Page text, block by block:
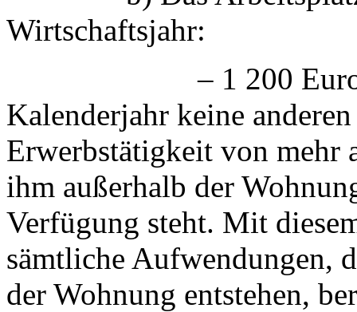
Wirtschaftsjahr:
– 1 200 Euro,
Kalenderjahr keine
Erwerbstätigkeit von mehr
ihm außerhalb der
Verfügung steht. Mit
sämtliche Aufwendungen,
der Wohnung entstehen,